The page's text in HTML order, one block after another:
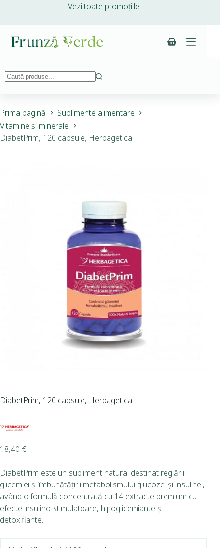
Vezi toate promoțiile
Prima pagină
Suplimente alimentare
Vitamine și minerale
DiabetPrim, 120 capsule, Herbagetica
DiabetPrim, 120 capsule, Herbagetica
18,40 €
DiabetPrim este un supliment natural destinat reglării
glicemiei și îmbunătățirii metabolismului glucozei și insulinei,
având o formulă concentrată cu 14 extracte premium cu
efecte insulino-stimulatoare, hipoglicemiante și
detoxifiante.